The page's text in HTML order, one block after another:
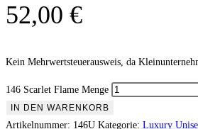
52,00 €
Kein Mehrwertsteuerausweis, da
146 Scarlet Flame Menge
IN DEN WARENKORB
Artikelnummer: 146U Kategorie: Luxury